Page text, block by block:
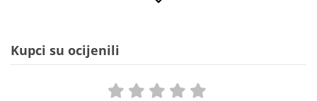
Kupci su ocijenili